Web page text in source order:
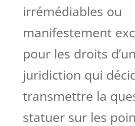
irrémédiables ou
manifestement
pour les droits
juridiction qui
transmettre la
statuer sur les